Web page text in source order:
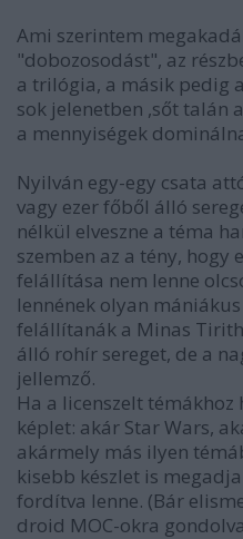
Ami szerintem
"dobozosodást", az
a trilógia, a másik pedig
sok jelenetben ,sőt talán
a mennyiségek
Nyilván egy-egy csata
vagy ezer főből álló
nélkül elveszne a téma
szemben az a tény, hogy
felállítása nem lenne
lennének olyan
felállítanák a Minas
álló rohír sereget, de a
jellemző.
Ha a licenszelt
képlet: akár Star Wars,
akármely más ilyen
kisebb készlet is
fordítva lenne. (Bár
droid MOC-okra